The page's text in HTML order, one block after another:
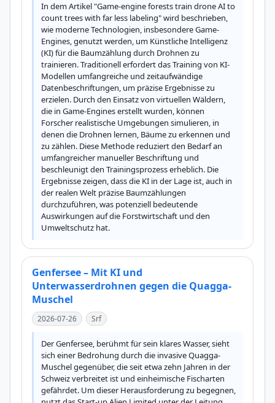
In dem Artikel "Game-engine forests train drone AI to
count trees with far less labeling" wird beschrieben,
wie moderne Technologien, insbesondere Game-
Engines, genutzt werden, um Künstliche Intelligenz
(KI) für die Baumzählung durch Drohnen zu
trainieren. Traditionell erfordert das Training von KI-
Modellen umfangreiche und zeitaufwändige
Datenbeschriftungen, um präzise Ergebnisse zu
erzielen. Durch den Einsatz von virtuellen Wäldern,
die in Game-Engines erstellt wurden, können
Forscher realistische Umgebungen simulieren, in
denen die Drohnen lernen, Bäume zu erkennen und
zu zählen. Diese Methode reduziert den Bedarf an
umfangreicher manueller Beschriftung und
beschleunigt den Trainingsprozess erheblich. Die
Ergebnisse zeigen, dass die KI in der Lage ist, auch in
der realen Welt präzise Baumzählungen
durchzuführen, was potenziell bedeutende
Auswirkungen auf die Forstwirtschaft und den
Umweltschutz hat.
Genfersee – Mit KI und
Unterwasserdrohnen gegen die Quagga-
Muschel
2026-07-26 Srf
Der Genfersee, berühmt für sein klares Wasser, sieht
sich einer Bedrohung durch die invasive Quagga-
Muschel gegenüber, die seit etwa zehn Jahren in der
Schweiz verbreitet ist und einheimische Fischarten
gefährdet. Um dieser Herausforderung zu begegnen,